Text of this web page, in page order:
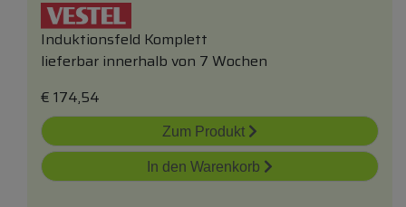
Induktionsfeld Komplett
lieferbar innerhalb von 7 Wochen
€ 174,54
Zum Produkt
In den Warenkorb